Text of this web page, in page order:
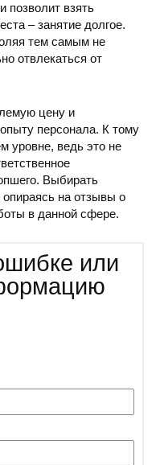
позволит взять
– занятие долгое.
тем самым не
отвлекаться от
цену и
персонала. К тому
уровне, ведь это не
Выбирать
опираясь на отзывы о
в данной сфере.
или